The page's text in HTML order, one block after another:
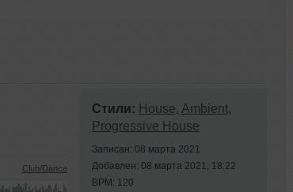
Club/Dance
Стили: House, Ambient,
Progressive House
Записан: 08 марта 2021
Добавлен: 08 марта 2021, 18:22
BPM: 120